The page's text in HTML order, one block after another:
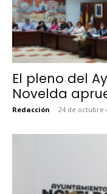
El pleno del
Novelda
Redacción - 24 de octubre